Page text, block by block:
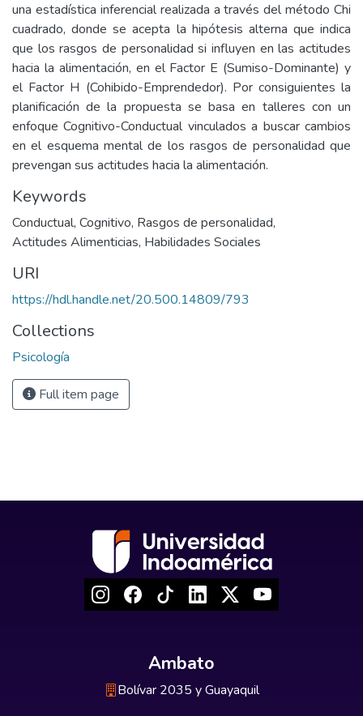
una estadística inferencial realizada a través del método Chi
cuadrado, donde se acepta la hipótesis alterna que indica
que los rasgos de personalidad si influyen en las actitudes
hacia la alimentación, en el Factor E (Sumiso-Dominante) y
el Factor H (Cohibido-Emprendedor). Por consiguientes la
planificación de la propuesta se basa en talleres con un
enfoque Cognitivo-Conductual vinculados a buscar cambios
en el esquema mental de los rasgos de personalidad que
prevengan sus actitudes hacia la alimentación.
Keywords
Conductual, Cognitivo, Rasgos de personalidad,
Actitudes Alimenticias, Habilidades Sociales
URI
https://hdl.handle.net/20.500.14809/793
Collections
Psicología
Full item page
Ambato
Bolívar 2035 y Guayaquil